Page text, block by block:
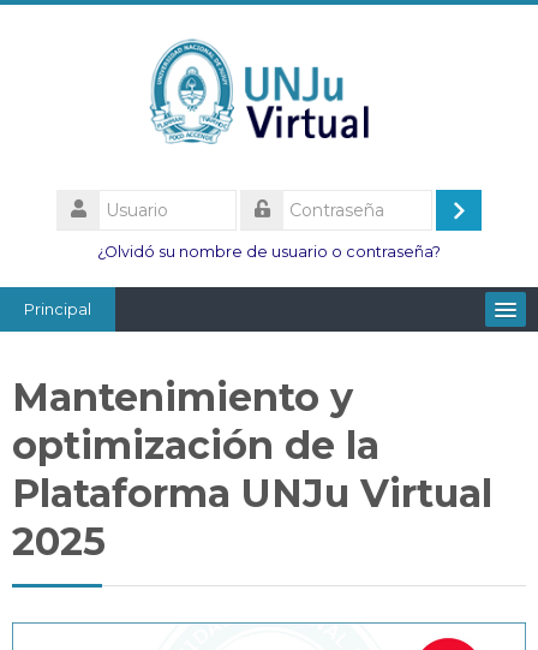
Usuario
Contraseña
Acceder
¿Olvidó su nombre de usuario o contraseña?
Principal
Escuelas
Esc. Minas
Institutos
Docentes
Mantenimiento y
optimización de la
Plataforma UNJu Virtual
2025